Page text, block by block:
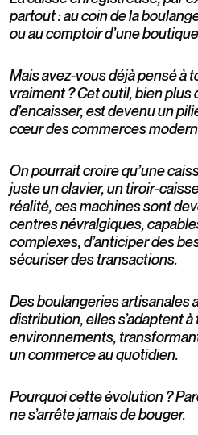
partout : au coin de la
ou au comptoir d’une
Mais avez-vous déjà pensé à
vraiment ? Cet outil, bien plus
d’encaisser, est devenu un
cœur des commerces
On pourrait croire qu’une
juste un clavier, un tiroir-
réalité, ces machines sont
centres névralgiques,
complexes, d’anticiper des
sécuriser des transactions.
Des boulangeries artisanales
distribution, elles s’adaptent à
environnements,
un commerce au quotidien.
Pourquoi cette évolution ?
ne s’arrête jamais de bouger.